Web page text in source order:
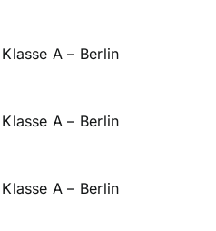
A – Berlin
A – Berlin
A – Berlin